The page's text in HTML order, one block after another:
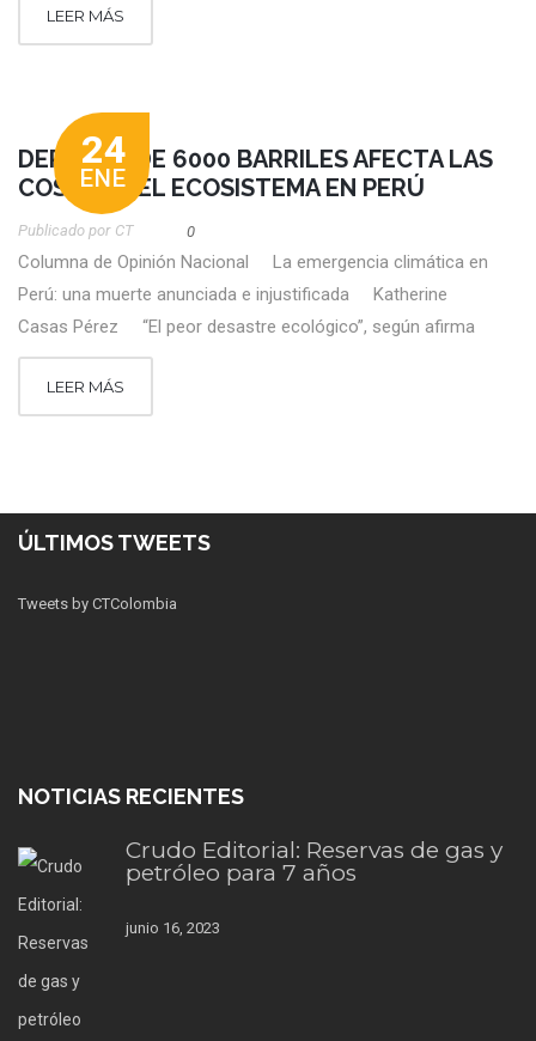
LEER MÁS
24
ENE
DERRAME DE 6000 BARRILES AFECTA LAS
COSTAS Y EL ECOSISTEMA EN PERÚ
Publicado por CT 0
Columna de Opinión Nacional La emergencia climática en
Perú: una muerte anunciada e injustificada Katherine
Casas Pérez “El peor desastre ecológico”, según afirma
LEER MÁS
ÚLTIMOS TWEETS
Tweets by CTColombia
NOTICIAS RECIENTES
Crudo Editorial: Reservas de gas y
petróleo para 7 años
junio 16, 2023